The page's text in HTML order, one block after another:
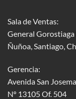
Sala de Ventas:
General Gorostiaga
Ñuñoa, Santiago,
Gerencia:
Avenida San
Nº 13105 Of. 504